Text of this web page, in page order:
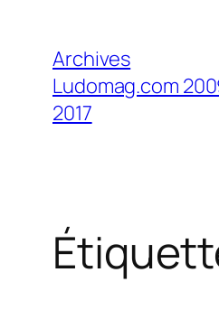
contenu
Archives
Ludomag.com
2017